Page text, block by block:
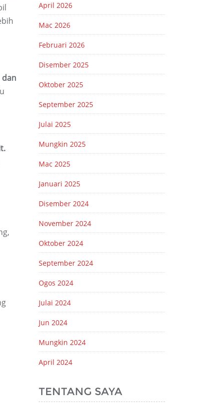
dan
April 2026
Mac 2026
Februari 2026
Disember 2025
Oktober 2025
September 2025
Julai 2025
Mungkin 2025
Mac 2025
Januari 2025
Disember 2024
November 2024
Oktober 2024
September 2024
Ogos 2024
Julai 2024
Jun 2024
Mungkin 2024
April 2024
TENTANG SAYA